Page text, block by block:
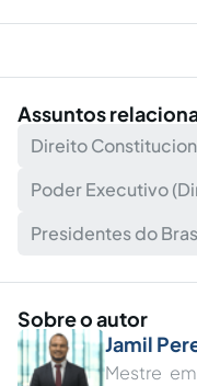
Assuntos
Direito
Poder Executivo
Presidentes do
Sobre o autor
Jamil
Mestre